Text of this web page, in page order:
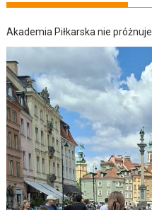
Akademia Piłkarska nie próżnuje